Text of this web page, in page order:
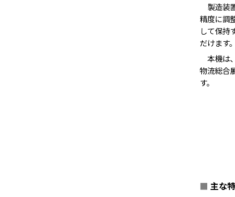
製造装
精度に調
して保持
だけます。
本機は
物流総合
す。
■ 主な